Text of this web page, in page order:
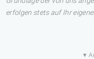
erfolgen stets auf Ihr
▼